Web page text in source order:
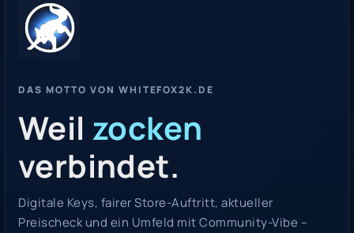
DAS MOTTO VON WHITEFOX2K.DE
Weil zocken
verbindet.
Digitale Keys, fairer Store-Auftritt, aktueller
Preischeck und ein Umfeld mit Community-Vibe –